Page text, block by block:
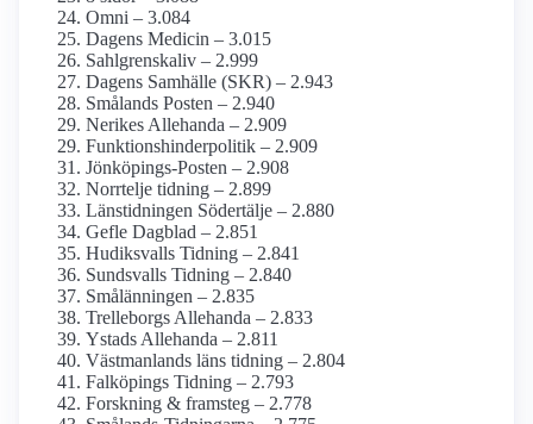
Omni – 3.084
Dagens Medicin – 3.015
Sahlgrenskaliv – 2.999
Dagens Samhälle (SKR) – 2.943
Smålands Posten – 2.940
Nerikes Allehanda – 2.909
Funktionshinder­politik – 2.909
Jönköpings-Posten – 2.908
Norrtelje tidning – 2.899
Länstidningen Södertälje – 2.880
Gefle Dagblad – 2.851
Hudiksvalls Tidning – 2.841
Sundsvalls Tidning – 2.840
Smålänningen – 2.835
Trelleborgs Allehanda – 2.833
Ystads Allehanda – 2.811
Västmanlands läns tidning – 2.804
Falköpings Tidning – 2.793
Forskning & framsteg – 2.778